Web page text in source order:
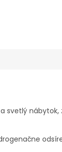
svetlý